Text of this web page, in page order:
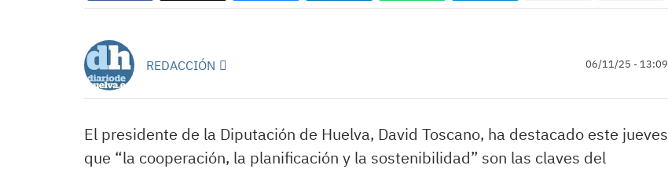
REDACCIÓN 06/11/25 - 13:09
El presidente de la Diputación de Huelva, David Toscano, ha destacado este jueves
que “la cooperación, la planificación y la sostenibilidad” son las claves del